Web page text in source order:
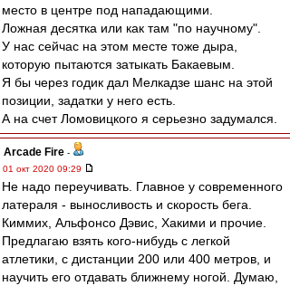
место в центре под нападающими.
Ложная десятка или как там "по научному".
У нас сейчас на этом месте тоже дыра,
которую пытаются затыкать Бакаевым.
Я бы через годик дал Мелкадзе шанс на этой
позиции, задатки у него есть.
А на счет Ломовицкого я серьезно задумался.
Arcade Fire -
01 окт 2020 09:29
Не надо переучивать. Главное у современного
латераля - выносливость и скорость бега.
Киммих, Альфонсо Дэвис, Хакими и прочие.
Предлагаю взять кого-нибудь с легкой
атлетики, с дистанции 200 или 400 метров, и
научить его отдавать ближнему ногой. Думаю,